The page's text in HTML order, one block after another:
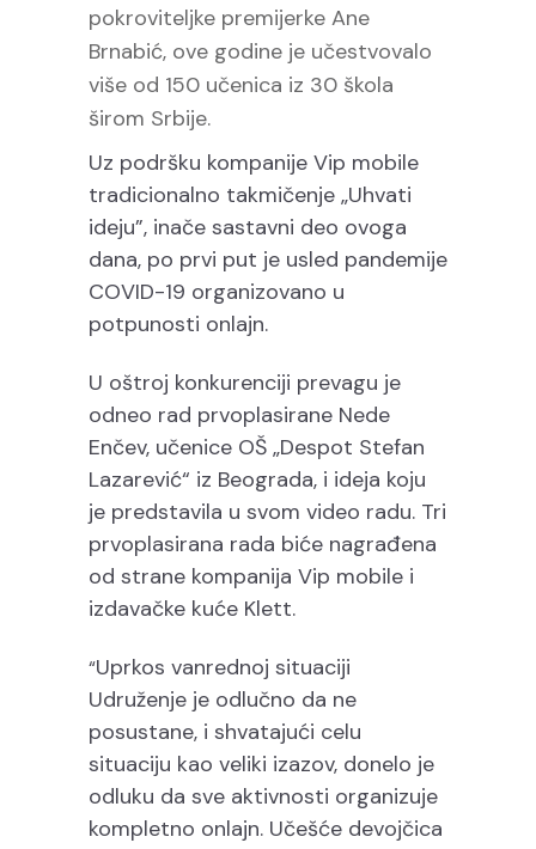
pokroviteljke premijerke Ane
Brnabić, ove godine je učestvovalo
više od 150 učenica iz 30 škola
širom Srbije.
Uz podršku kompanije Vip mobile
tradicionalno takmičenje „Uhvati
ideju”, inače sastavni deo ovoga
dana, po prvi put je usled pandemije
COVID-19 organizovano u
potpunosti onlajn.
U oštroj konkurenciji prevagu je
odneo rad prvoplasirane Nede
Enčev, učenice OŠ „Despot Stefan
Lazarević“ iz Beograda, i ideja koju
je predstavila u svom video radu. Tri
prvoplasirana rada biće nagrađena
od strane kompanija Vip mobile i
izdavačke kuće Klett.
“Uprkos vanrednoj situaciji
Udruženje je odlučno da ne
posustane, i shvatajući celu
situaciju kao veliki izazov, donelo je
odluku da sve aktivnosti organizuje
kompletno onlajn. Učešće devojčica